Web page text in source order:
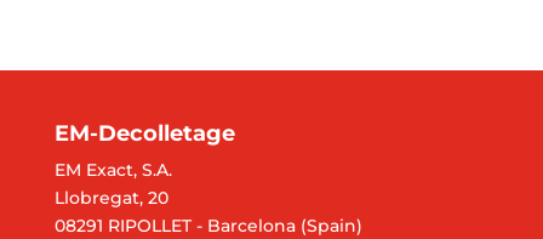
EM-Decolletage
EM Exact, S.A.
Llobregat, 20
08291 RIPOLLET - Barcelona (Spain)